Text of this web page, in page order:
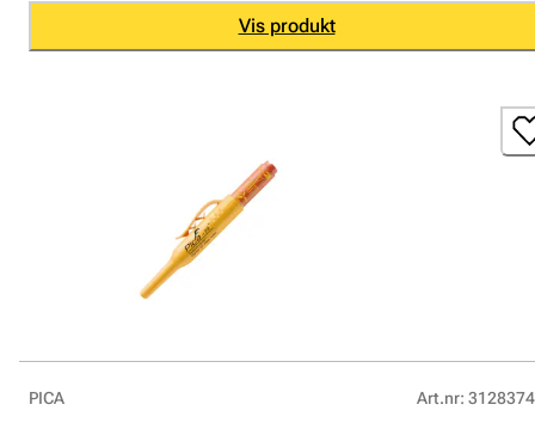
Vis produkt
PICA Art.nr: